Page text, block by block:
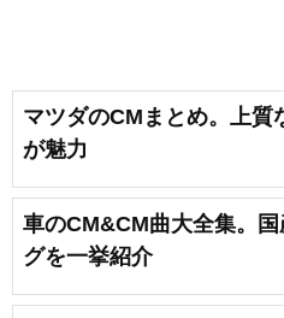
マツダのCMまとめ。上質
が魅力
車のCM&CM曲大全集。
グを一挙紹介